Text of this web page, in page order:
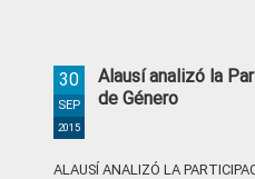
Alausí analizó la
de Género
30
SEP
2015
ALAUSÍ ANALIZÓ LA